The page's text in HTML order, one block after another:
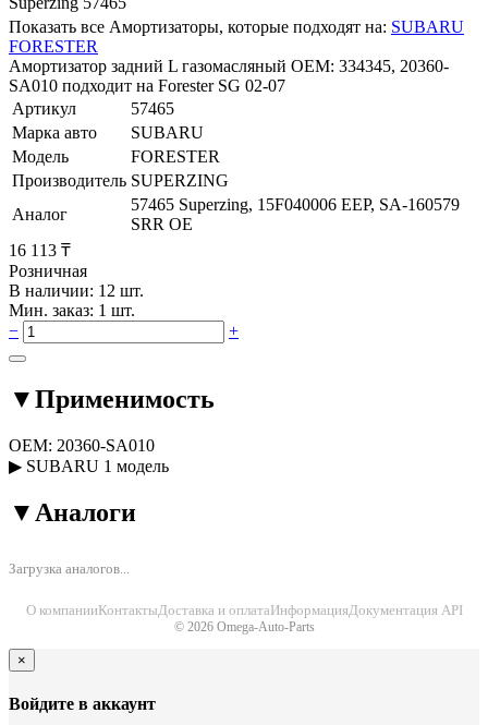
Показать все Амортизаторы, которые подходят на: SUBARU
FORESTER
Амортизатор задний L газомасляный OEM: 334345, 20360-
SA010 подходит на Forester SG 02-07
Артикул
57465
Марка авто
SUBARU
Модель
FORESTER
Производитель SUPERZING
Аналог
57465 Superzing, 15F040006 EEP, SA-160579
SRR OE
16 113 ₸
Розничная
В наличии: 12 шт.
Мин. заказ: 1 шт.
−
+
▼Применимость
OEM: 20360-SA010
▶ SUBARU 1 модель
▼ Аналоги
Загрузка аналогов...
О компанииКонтактыДоставка и оплатаИнформацияДокументация API
© 2026 Omega-Auto-Parts
×
Войдите в аккаунт